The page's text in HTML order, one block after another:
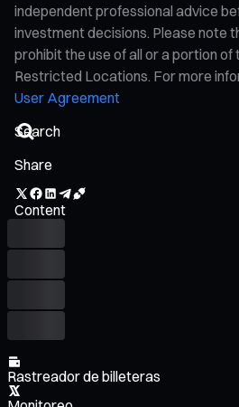
independent professional advice
investment decisions. Please note
prohibit the use of all or a portion
Restricted Locations. For more
User Agreement
Share
Content
Rastreador de billeteras